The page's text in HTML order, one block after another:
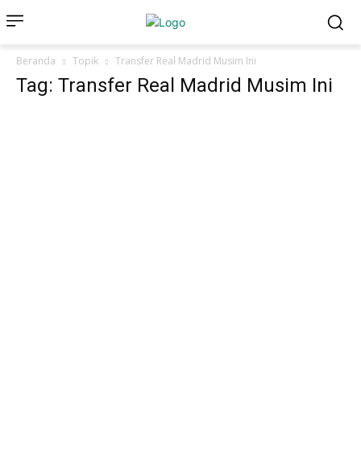
Beranda Topik Transfer Real Madrid Musim Ini
Tag: Transfer Real Madrid Musim Ini